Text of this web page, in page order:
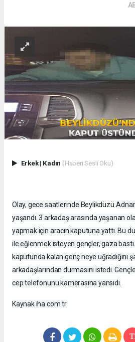
Erkek| Kadın (Haberi Sesli Oku)
Olay, gece saatlerinde Beylikdüzü
yaşandı. 3 arkadaş arasında yaşanan
yapmak için aracın kaputuna yattı. Bu
ile eğlenmek isteyen gençler, gaza
kaputunda kalan genç neye uğradığını
arkadaşlarından durmasını istedi.
cep telefonunu kamerasına yansıdı.
Kaynak iha.com.tr